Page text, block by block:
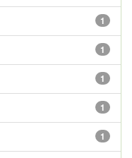
1
1
1
1
1